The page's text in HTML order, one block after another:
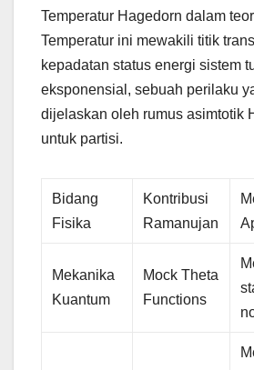
Temperatur Hagedorn dalam
Temperatur ini mewakili titik
kepadatan status energi sistem
eksponensial, sebuah perilaku
dijelaskan oleh rumus asimtotik
untuk partisi.
Bidang
Fisika
Kontribusi
Ramanujan
Mekanika
Kuantum
Mock Theta
Functions